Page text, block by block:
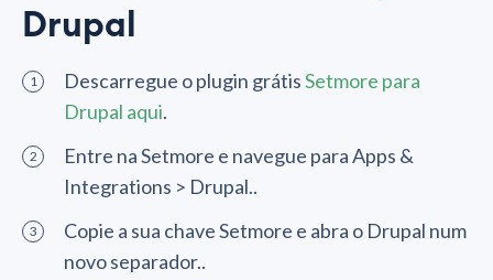
Drupal
Descarregue o plugin grátisSetmore para
Drupal aqui.
Entre na Setmore e navegue para Apps &
Integrations > Drupal..
Copie a sua chave Setmore e abra o Drupal num
novo separador..